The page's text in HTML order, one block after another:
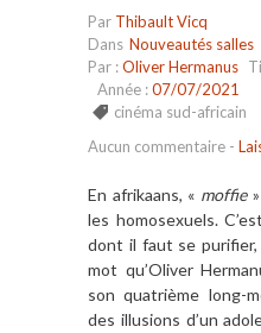
Par Thibault Vicq
Dans Nouveautés salles
Par :Oliver Hermanus
Année :07/07/2021
cinéma sud-africain
Aucun commentaire -
En afrikaans, « moffie»
les homosexuels.
dont il faut se
mot qu’Oliver
son quatrième long-
des illusions d’un